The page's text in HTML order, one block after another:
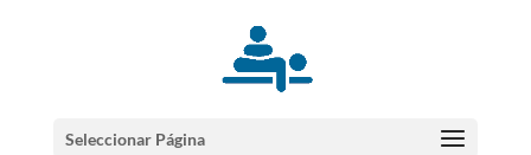
Seleccionar Página